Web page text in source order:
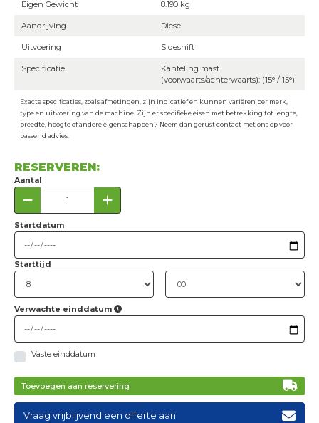
Eigen Gewicht 8.190 kg
Aandrijving Diesel
Uitvoering Sideshift
Specificatie
Kanteling mast
(voorwaarts/achterwaarts): (15° / 15°)
Exacte specificaties, zoals afmetingen, zijn indicatief en kunnen variëren per merk,
type en uitvoering van de machine. Zijn er specifieke eisen met betrekking tot lengte,
breedte, hoogte of andere eigenschappen? Neem dan gerust contact met ons op voor
passend advies.
RESERVEREN:
Aantal
Startdatum
Starttijd
Verwachte einddatum
Vaste einddatum
Toevoegen aan reservering
Vraag vrijblijvend een offerte aan